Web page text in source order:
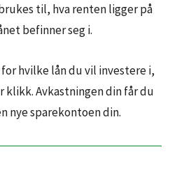
til, hva renten ligger på
befinner seg i.
hvilke lån du vil investere i,
klikk. Avkastningen din får du
nye sparekontoen din.